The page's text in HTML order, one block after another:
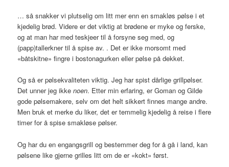
… så snakker vi plutselig om litt mer enn en smakløs pølse i et
kjedelig brød. Videre er det viktig at brødene er myke og ferske,
og at man har med teskjeer til å forsyne seg med, og
(papp)tallerkner til å spise av. . Det er ikke morsomt med
«båtskitne» fingre i bostonagurken eller pølse på dekket.
Og så er pølsekvaliteten viktig. Jeg har spist dårlige grillpølser.
Det unner jeg ikkenoen. Etter min erfaring, er Goman og Gilde
gode pølsemakere, selv om det helt sikkert finnes mange andre.
Men bruk et merke du liker, det er temmelig kjedelig å reise i flere
timer for å spise smakløse pølser.
Og har du en engangsgrill og bestemmer deg for å gå i land, kan
pølsene like gjerne grilles litt om de er «kokt» først.